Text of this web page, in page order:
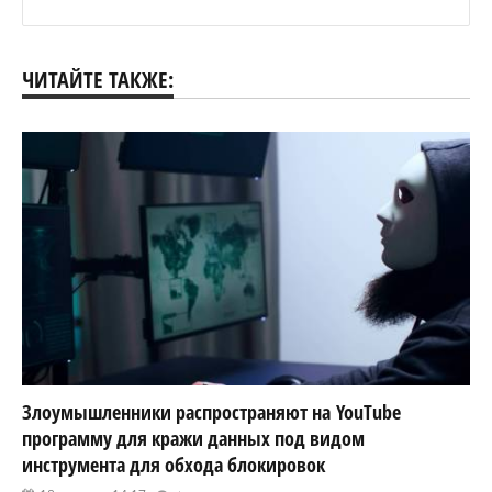
ЧИТАЙТЕ ТАКЖЕ:
Злоумышленники распространяют на YouTube
программу для кражи данных под видом
инструмента для обхода блокировок